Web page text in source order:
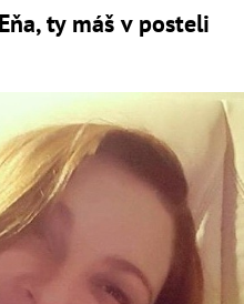
ty máš v posteli